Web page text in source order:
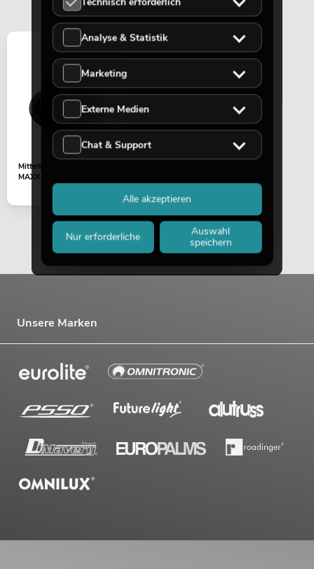
Mitteltöner 6,5" 4Ohm
MAXX-1206
Unsere Marken
Analyse & Statistik
Marketing
Externe Medien
Chat & Support
Nur erforderliche
Auswahl
speichern
Alle akzeptieren